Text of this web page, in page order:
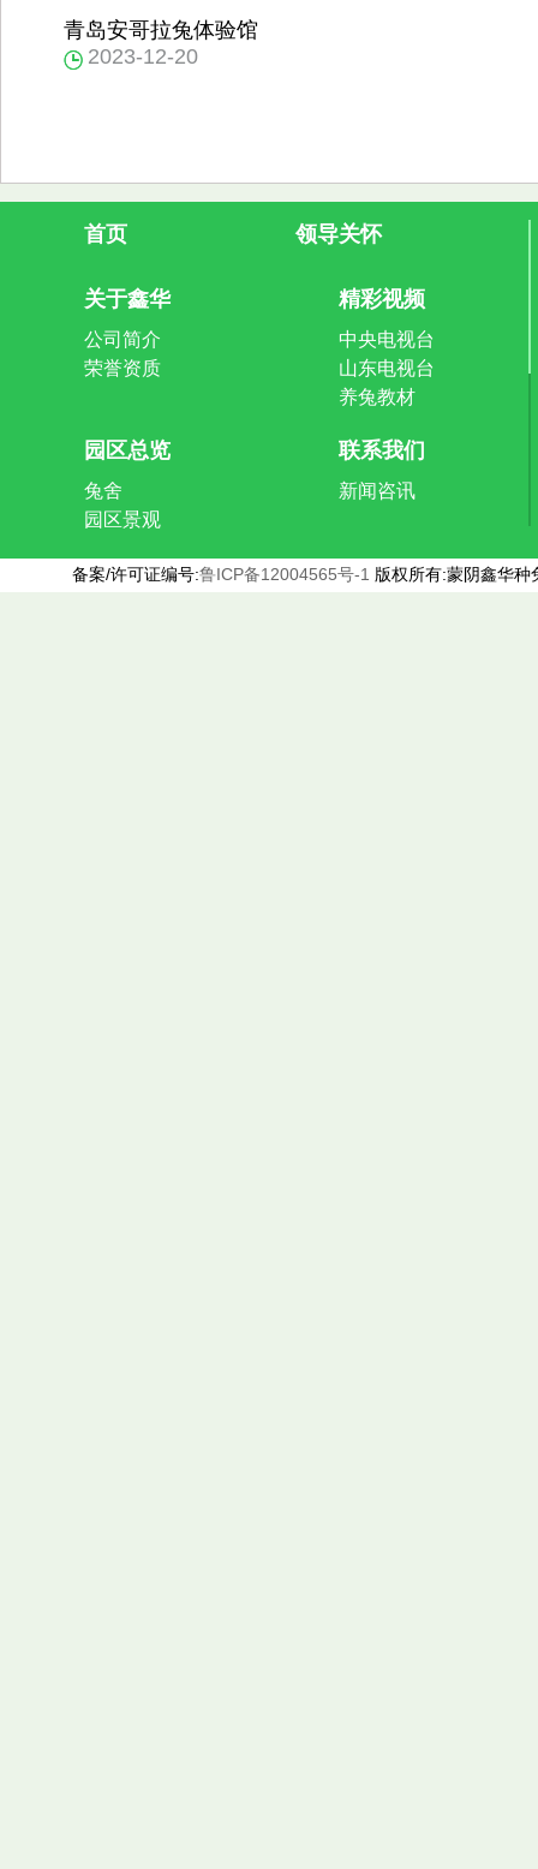
青岛安哥拉兔体验馆
2023-12-20
首页 领导关怀
关于鑫华
公司简介
荣誉资质
精彩视频
中央电视台
山东电视台
养兔教材
园区总览
兔舍
园区景观
联系我们
新闻咨讯
备案/许可证编号:鲁ICP备12004565号-1 版权所有:蒙阴鑫华种